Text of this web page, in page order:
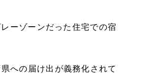
ーゾーンだった住宅での宿
への届け出が義務化されて